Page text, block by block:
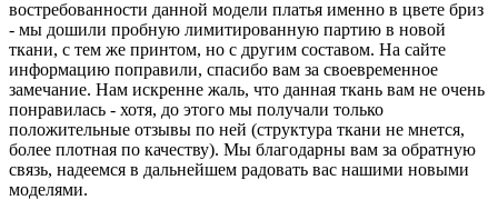
востребованности данной модели платья именно в цвете бриз
- мы дошили пробную лимитированную партию в новой
ткани, с тем же принтом, но с другим составом. На сайте
информацию поправили, спасибо вам за своевременное
замечание. Нам искренне жаль, что данная ткань вам не очень
понравилась - хотя, до этого мы получали только
положительные отзывы по ней (структура ткани не мнется,
более плотная по качеству). Мы благодарны вам за обратную
связь, надеемся в дальнейшем радовать вас нашими новыми
моделями.